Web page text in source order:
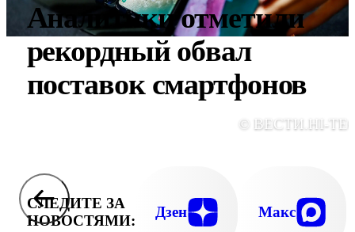
Аналитики отметили
рекордный обвал
поставок смартфонов
© ВЕСТИ.HI-
СЛЕДИТЕ ЗА
НОВОСТЯМИ:
Дзен Макс